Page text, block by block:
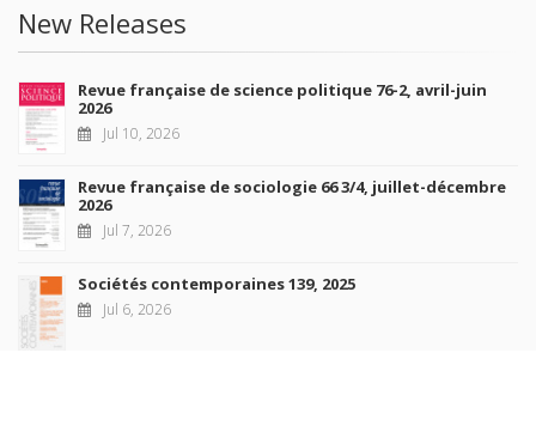
New Releases
Revue française de science politique 76-2, avril-juin
2026
Jul 10, 2026
Revue française de sociologie 66 3/4, juillet-décembre
2026
Jul 7, 2026
Sociétés contemporaines 139, 2025
Jul 6, 2026